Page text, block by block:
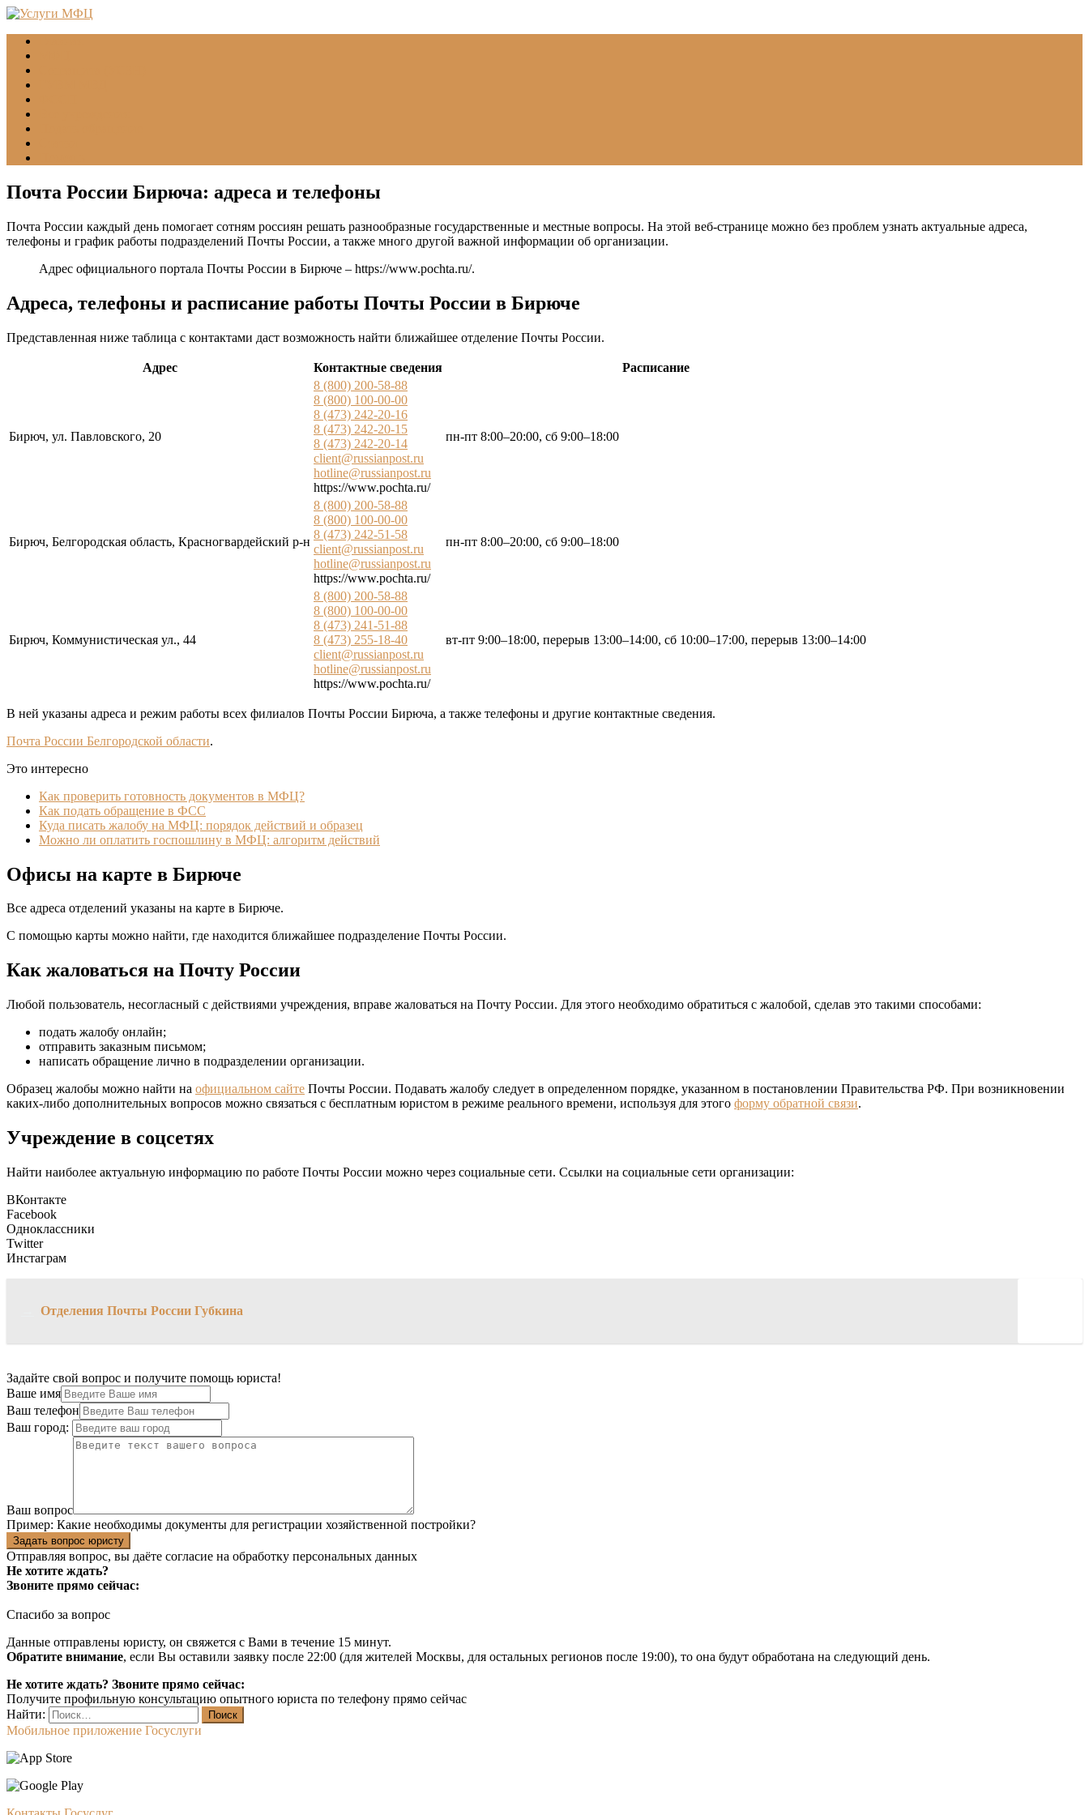
Почта России Бирюча: адреса и телефоны
Почта России каждый день помогает сотням россиян решать разнообразные государственные и местные вопросы. На этой веб-странице можно без проблем узнать актуальные адреса,
телефоны и график работы подразделений Почты России, а также много другой важной информации об организации.
Адрес официального портала Почты России в Бирюче – https://www.pochta.ru/.
Адреса, телефоны и расписание работы Почты России в Бирюче
Представленная ниже таблица с контактами даст возможность найти ближайшее отделение Почты России.
Адрес Контактные сведения Расписание
Бирюч, ул. Павловского, 20
8 (800) 200-58-88
8 (800) 100-00-00
8 (473) 242-20-16
8 (473) 242-20-15
8 (473) 242-20-14
client@russianpost.ru
hotline@russianpost.ru
https://www.pochta.ru/
пн-пт 8:00–20:00, сб 9:00–18:00
Бирюч, Белгородская область, Красногвардейский р-н
8 (800) 200-58-88
8 (800) 100-00-00
8 (473) 242-51-58
client@russianpost.ru
hotline@russianpost.ru
https://www.pochta.ru/
пн-пт 8:00–20:00, сб 9:00–18:00
Бирюч, Коммунистическая ул., 44
8 (800) 200-58-88
8 (800) 100-00-00
8 (473) 241-51-88
8 (473) 255-18-40
client@russianpost.ru
hotline@russianpost.ru
https://www.pochta.ru/
вт-пт 9:00–18:00, перерыв 13:00–14:00, сб 10:00–17:00, перерыв 13:00–14:00
В ней указаны адреса и режим работы всех филиалов Почты России Бирюча, а также телефоны и другие контактные сведения.
Почта России Белгородской области.
Это интересно
Как проверить готовность документов в МФЦ?
Как подать обращение в ФСС
Куда писать жалобу на МФЦ: порядок действий и образец
Можно ли оплатить госпошлину в МФЦ: алгоритм действий
Офисы на карте в Бирюче
Все адреса отделений указаны на карте в Бирюче.
С помощью карты можно найти, где находится ближайшее подразделение Почты России.
Как жаловаться на Почту России
Любой пользователь, несогласный с действиями учреждения, вправе жаловаться на Почту России. Для этого необходимо обратиться с жалобой, сделав это такими способами:
подать жалобу онлайн;
отправить заказным письмом;
написать обращение лично в подразделении организации.
Образец жалобы можно найти на официальном сайте Почты России. Подавать жалобу следует в определенном порядке, указанном в постановлении Правительства РФ. При возникновении
каких-либо дополнительных вопросов можно связаться с бесплатным юристом в режиме реального времени, используя для этого форму обратной связи.
Учреждение в соцсетях
Найти наиболее актуальную информацию по работе Почты России можно через социальные сети. Ссылки на социальные сети организации:
ВКонтакте
Facebook
Одноклассники
Twitter
Инстаграм
Отделения Почты России Губкина
Задайте свой вопрос и получите помощь юриста!
Ваше имя
Ваш телефон
Ваш город:
Ваш вопрос
Пример: Какие необходимы документы для регистрации хозяйственной постройки?
Задать вопрос юристу
Отправляя вопрос, вы даёте согласие на обработку персональных данных
Не хотите ждать?
Звоните прямо сейчас:
Спасибо за вопрос
Данные отправлены юристу, он свяжется с Вами в течение 15 минут.
Обратите внимание, если Вы оставили заявку после 22:00 (для жителей Москвы, для остальных регионов после 19:00), то она будут обработана на следующий день.
Не хотите ждать? Звоните прямо сейчас:
Получите профильную консультацию опытного юриста по телефону прямо сейчас
Найти:
Мобильное приложение Госуслуги